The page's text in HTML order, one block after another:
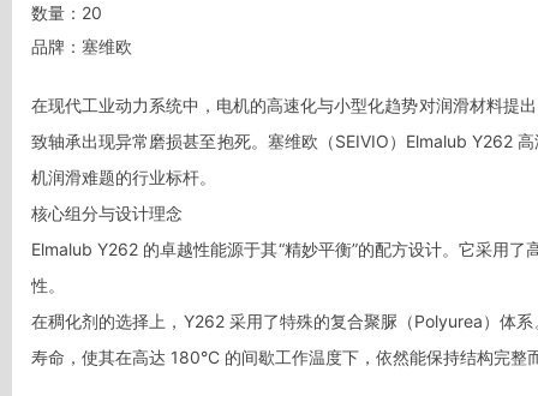
数量：20
品牌：塞维欧
在现代工业动力系统中，电机的高速化与小型化趋势对润滑材料提
致轴承出现异常磨损甚至抱死。塞维欧（SEIVIO）Elmalub Y262
机润滑难题的行业标杆。
核心组分与设计理念
Elmalub Y262 的卓越性能源于其“精妙平衡”的配方设计。它采用
性。
在稠化剂的选择上，Y262 采用了特殊的复合聚脲（Polyurea）体
寿命，使其在高达 180°C 的间歇工作温度下，依然能保持结构完整